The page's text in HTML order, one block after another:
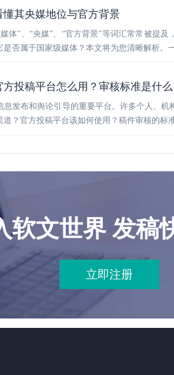
其央媒地位与官方背景
体”、“央媒”、“官方背景”等词汇常常被提
否属于国家级媒体？本文将为您清晰解析。
投稿平台怎么用？审核标准是什么
发布和舆论引导的重要平台。许多个人、
？官方投稿平台该如何使用？稿件审核的标
软文世界 发稿
立即注册